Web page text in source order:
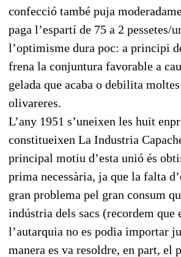
confecció també puja
paga l’espartí de 75 a 2 pessetes/
l’optimisme dura poc: a principi
frena la conjuntura favorable a
gelada que acaba o debilita
olivareres.
L’any 1951 s’uneixen les huit
constitueixen La Industria
principal motiu d’esta unió és
prima necessària, ja que la falta
gran problema pel gran consum
indústria dels sacs (recordem que
l’autarquia no es podia importar
manera es va resoldre, en part, el